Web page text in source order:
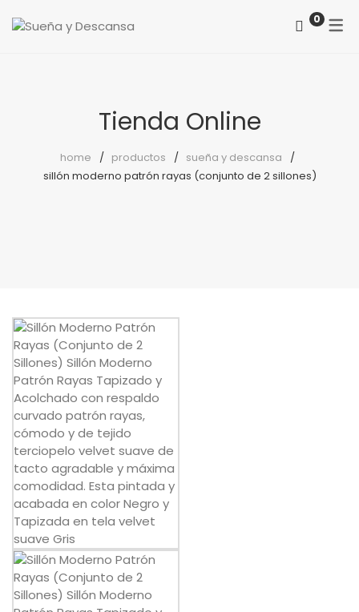
PREGUNTAS FRECUENTES
canapés
Sillas
Mesas
Sofás
Auxiliar
Dormitorios
ÚTILES
Tu cuenta
Carro de la compra
0
Tienda Online
home productos
sueña y descansa
sillón moderno patrón rayas (conjunto de 2 sillones)